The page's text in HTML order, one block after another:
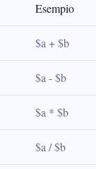
Esempio
$a + $b
$a - $b
$a * $b
$a / $b